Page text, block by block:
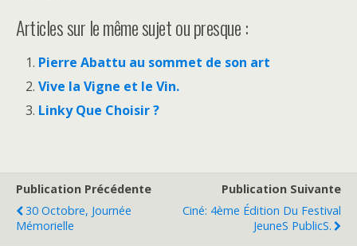
Articles sur le même sujet ou presque :
Pierre Abattu au sommet de son art
Vive la Vigne et le Vin.
Linky Que Choisir ?
Publication Précédente
30 Octobre, Journée
Mémorielle
Publication Suivante
Ciné: 4ème Édition Du Festival
JeuneS PublicS.